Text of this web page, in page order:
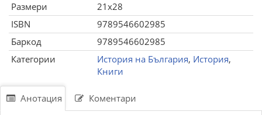
Размери
21x28
ISBN
9789546602985
Баркод
9789546602985
Категории
История на България, История,
Книги
Анотация Коментари